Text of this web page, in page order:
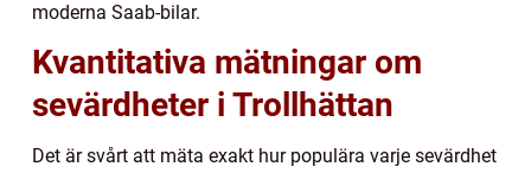
moderna Saab-bilar.
Kvantitativa mätningar om
sevärdheter i Trollhättan
Det är svårt att mäta exakt hur populära varje sevärdhet